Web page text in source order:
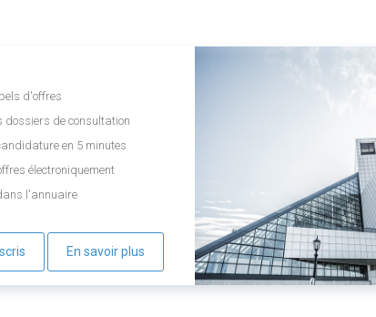
d'offres
dossiers de consultation
en 5 minutes
électroniquement
l'annuaire
En savoir plus